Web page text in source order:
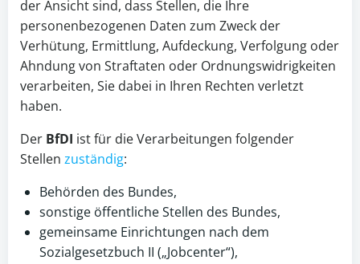
der Ansicht sind, dass Stellen, die Ihre
personenbezogenen Daten zum Zweck der
Verhütung, Ermittlung, Aufdeckung, Verfolgung oder
Ahndung von Straftaten oder Ordnungswidrigkeiten
verarbeiten, Sie dabei in Ihren Rechten verletzt
haben.
Der BfDI ist für die Verarbeitungen folgender
Stellen zuständig:
Behörden des Bundes,
sonstige öffentliche Stellen des Bundes,
gemeinsame Einrichtungen nach dem
Sozialgesetzbuch II („Jobcenter“),